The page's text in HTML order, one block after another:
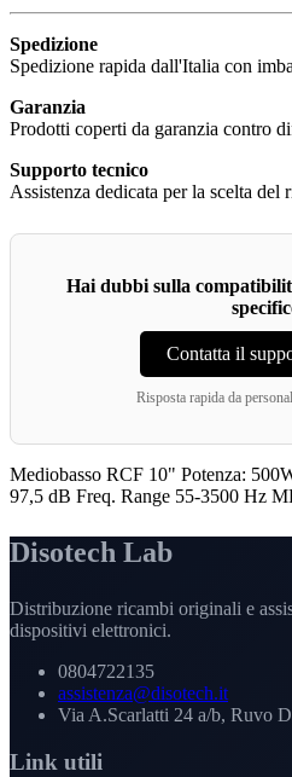
Spedizione
Spedizione rapida dall'Italia con
Garanzia
Prodotti coperti da garanzia contro
Supporto tecnico
Assistenza dedicata per la scelta del
Hai dubbi sulla
Contatta il
Risposta rapida da
Mediobasso RCF 10" Potenza:
97,5 dB Freq. Range 55-3500 Hz
Disotech Lab
Distribuzione ricambi originali e
dispositivi elettronici.
0804722135
assistenza@disotech.it
Via A.Scarlatti 24 a/b, Ruvo
Link utili